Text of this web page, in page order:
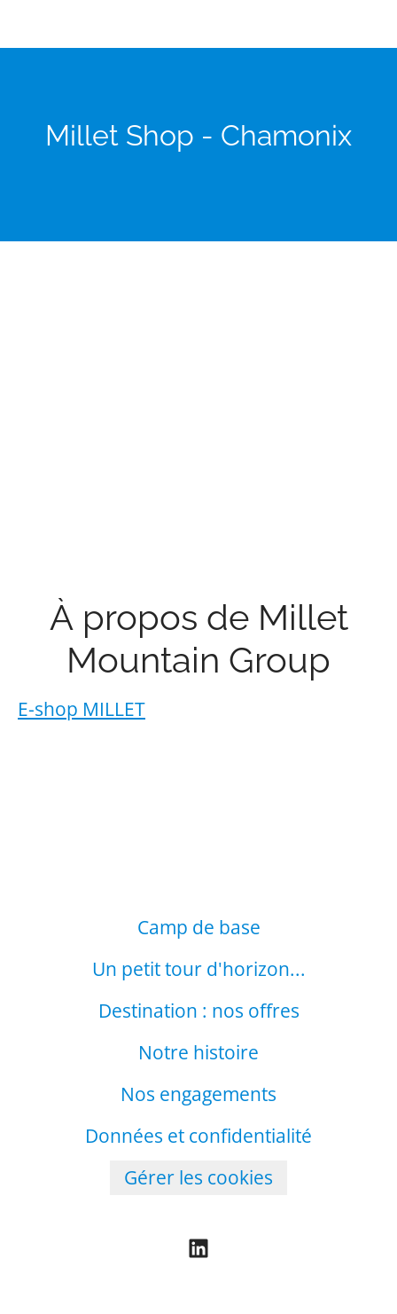
Millet Shop - Chamonix
À propos de Millet
Mountain Group
E-shop MILLET
Camp de base
Un petit tour d'horizon...
Destination : nos offres
Notre histoire
Nos engagements
Données et confidentialité
Gérer les cookies